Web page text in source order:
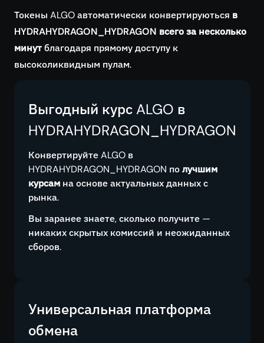
Токены ALGO автоматически конвертируються в
HYDRAHYDRAGON_HYDRAGON всего за несколько
минутблагодаря прямому доступу к
высоколиквидным пулам.
Выгодный курс ALGO в
HYDRAHYDRAGON_HYDRAGON
Конвертируйте ALGO в
HYDRAHYDRAGON_HYDRAGON получшим
курсам на основе актуальных данных с
рынка.
Вы заранее знаете, сколько получите —
никаких скрытых комиссий и неожиданных
сборов.
Универсальная платформа
обмена